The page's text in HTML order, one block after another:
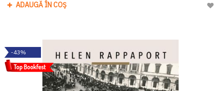
ADAUGĂ ÎN COȘ
-43%